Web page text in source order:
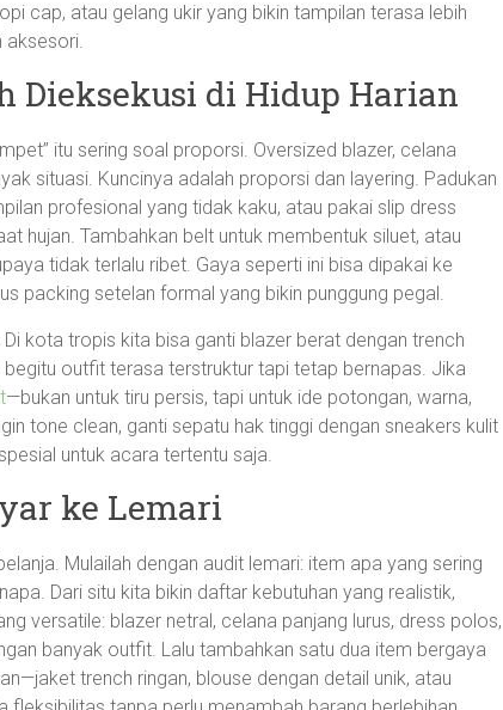
cap, atau gelang ukir yang bikin tampilan terasa lebih
aksesori.
Dieksekusi di Hidup Harian
itu sering soal proporsi. Oversized blazer, celana
situasi. Kuncinya adalah proporsi dan layering. Padukan
profesional yang tidak kaku, atau pakai slip dress
hujan. Tambahkan belt untuk membentuk siluet, atau
tidak terlalu ribet. Gaya seperti ini bisa dipakai ke
packing setelan formal yang bikin punggung pegal.
kota tropis kita bisa ganti blazer berat dengan trench
outfit terasa terstruktur tapi tetap bernapas. Jika
—bukan untuk tiru persis, tapi untuk ide potongan, warna,
tone clean, ganti sepatu hak tinggi dengan sneakers kulit
untuk acara tertentu saja.
ke Lemari
Mulailah dengan audit lemari: item apa yang sering
Dari situ kita bikin daftar kebutuhan yang realistik,
versatile: blazer netral, celana panjang lurus, dress polos,
banyak outfit. Lalu tambahkan satu dua item bergaya
trench ringan, blouse dengan detail unik, atau